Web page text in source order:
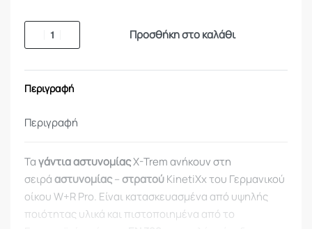
Προσθήκη στο καλάθι
Περιγραφή
Περιγραφή
Ταγάντια αστυνομίαςX-Trem ανήκουν στη
σειράαστυνομίας–στρατούKinetiXx του Γερμανικού
οίκου W+R Pro. Είναι κατασκευασμένα από υψηλής
ποιότητας υλικά και πιστοποιημένα από το